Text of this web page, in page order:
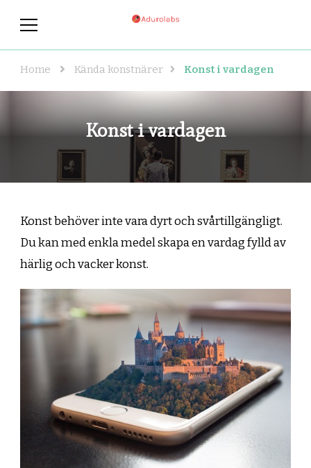
design
Home Kända konstnärer Konst i vardagen
Konst i vardagen
Konst behöver inte vara dyrt och svårtillgängligt.
Du kan med enkla medel skapa en vardag fylld av
härlig och vacker konst.